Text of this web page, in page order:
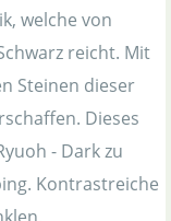
welche von
reicht. Mit
Steinen dieser
Dieses
- Dark zu
Kontrastreiche